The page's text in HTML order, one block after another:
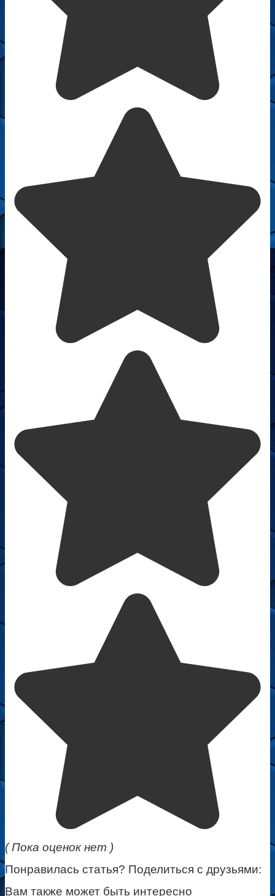
( Пока оценок нет )
Понравилась статья? Поделиться с друзьями:
Вам также может быть интересно